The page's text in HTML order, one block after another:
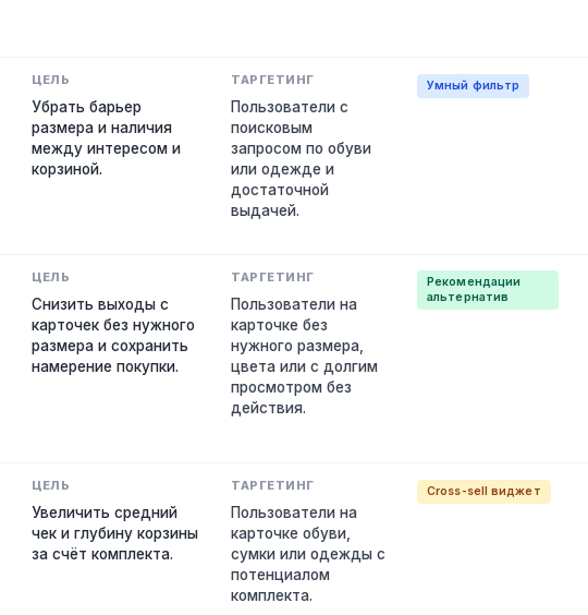
Убрать барьер
размера и наличия
между интересом и
корзиной.
Пользователи с
поисковым
запросом по обуви
или одежде и
достаточной
выдачей.
Умный фильтр
Снизить выходы с
карточек без нужного
размера и сохранить
намерение покупки.
Пользователи на
карточке без
нужного размера,
цвета или с долгим
просмотром без
действия.
Рекомендации
альтернатив
Увеличить средний
чек и глубину корзины
за счёт комплекта.
Пользователи на
карточке обуви,
сумки или одежды с
потенциалом
комплекта.
Cross-sell виджет